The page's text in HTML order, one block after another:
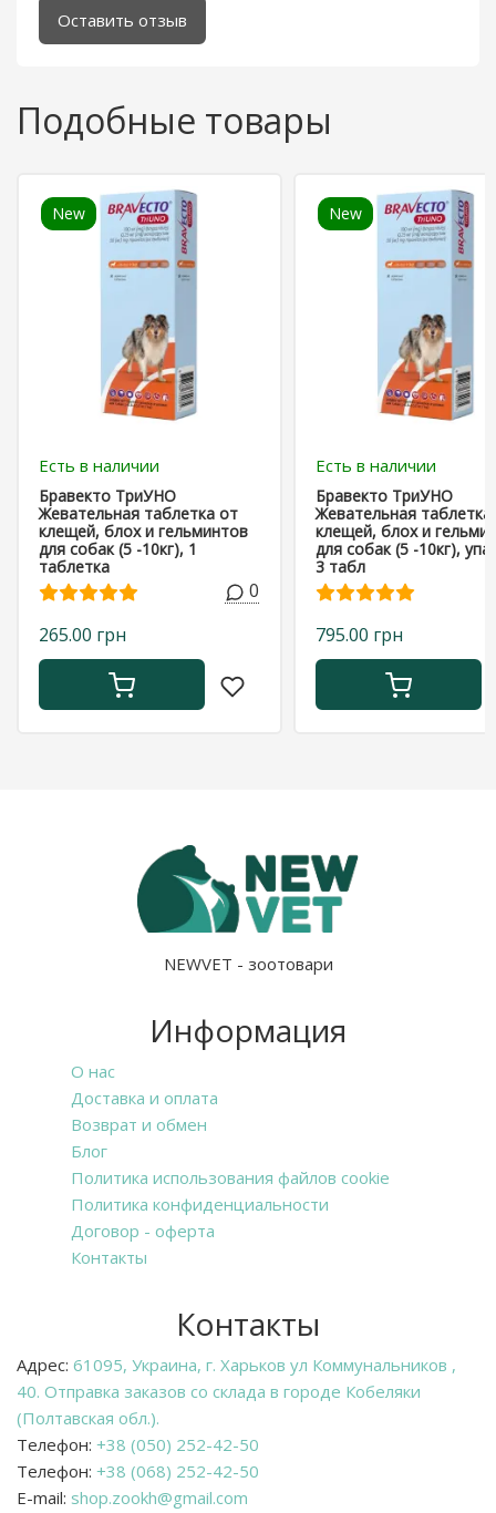
Оставить отзыв
Подобные товары
New
Есть в наличии
Бравекто ТриУНО
Жевательная таблетка от
клещей, блох и гельминтов
для собак (5 -10кг), 1
таблетка
0
265.00 грн
New
Есть в наличии
Бравекто ТриУНО
Жевательная таблетка
клещей, блох и
для собак (5 -10кг),
3 табл
795.00 грн
NEWVET - зоотовари
Информация
О нас
Доставка и оплата
Возврат и обмен
Блог
Политика использования файлов cookie
Политика конфиденциальности
Договор - оферта
Контакты
Контакты
Адрес: 61095, Украина, г. Харьков ул Коммунальников ,
40. Отправка заказов со склада в городе Кобеляки
(Полтавская обл.).
Телефон: +38 (050) 252-42-50
Телефон: +38 (068) 252-42-50
E-mail: shop.zookh@gmail.com